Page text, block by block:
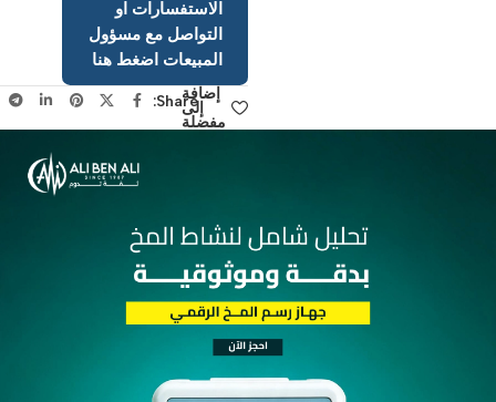
لمزيد من
الاستفسارات او
التواصل مع مسؤول
المبيعات اضغط هنا